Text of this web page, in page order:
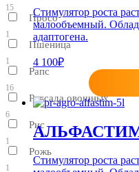
15
Просо
1
Пшеница
1
Рапс
16
Рассада овощных
6
Рис
1
Рожь
1
Стимулятор роста
малообъемный.
адаптогена.
4 100₽
Стимулятор роста